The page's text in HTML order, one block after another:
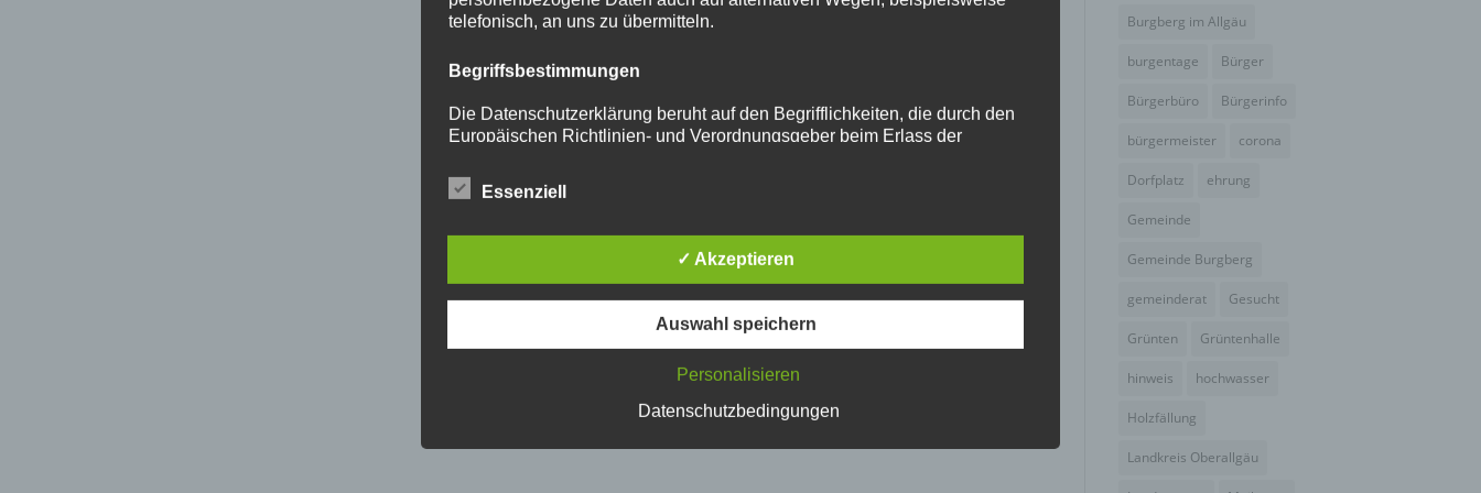
Burgberg im Allgäu
burgentage Bürger
Bürgerbüro Bürgerinfo
bürgermeister corona
Dorfplatz ehrung
Gemeinde
Gemeinde Burgberg
gemeinderat Gesucht
Grünten Grüntenhalle
hinweis hochwasser
Holzfällung
Landkreis Oberallgäu
telefonisch, an uns zu übermitteln.
Begriffsbestimmungen
Die Datenschutzerklärung beruht auf den Begrifflichkeiten, die durch den
Europäischen Richtlinien- und Verordnungsgeber beim Erlass der
Datenschutzerklärung soll sowohl für die Öffentlichkeit als auch für unsere
Kunden und Geschäftspartner einfach lesbar und verständlich sein. Um
Wir verwenden in dieser Datenschutzerklärung unter anderem die
folgenden Begriffe:
Personenbezogene Daten sind alle Informationen, die sich auf eine
identifizierte oder identifizierbare natürliche Person (im Folgenden
Essenziell
✓ Akzeptieren
Auswahl speichern
Personalisieren
Datenschutzbedingungen